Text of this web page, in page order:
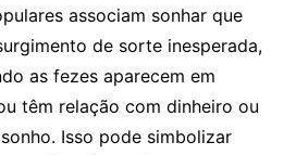
associam sonhar que
de sorte inesperada,
as fezes aparecem em
têm relação com dinheiro ou
Isso pode simbolizar